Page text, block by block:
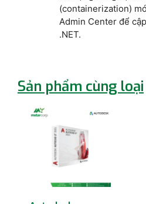
(containerization)
Admin Center để
.NET.
Sản phẩm cùng loại